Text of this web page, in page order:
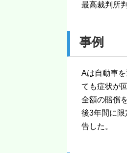
最高裁判所
事例
Aは自動車
ても症状が
全額の賠償
後3年間に
告した。